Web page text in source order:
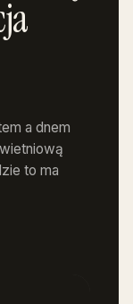
a dnem
to ma